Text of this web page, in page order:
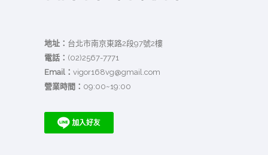
地址： 台北市南京東路2段97號2樓
電話： (02)2567-7771
Email： vigor168vg@gmail.com
營業時間： 09:00~19:00